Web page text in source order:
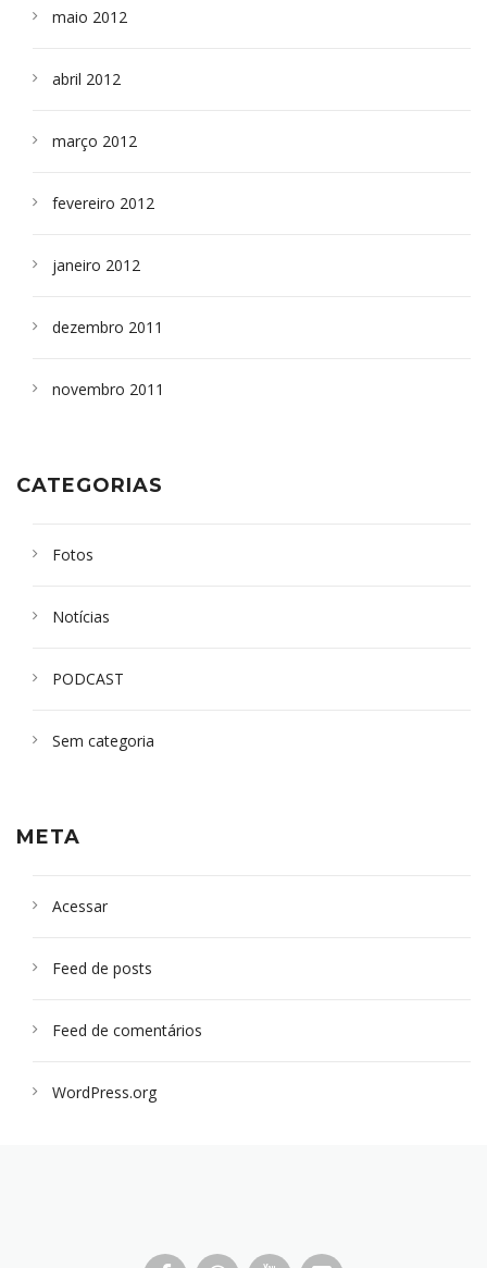
maio 2012
abril 2012
março 2012
fevereiro 2012
janeiro 2012
dezembro 2011
novembro 2011
CATEGORIAS
Fotos
Notícias
PODCAST
Sem categoria
META
Acessar
Feed de posts
Feed de comentários
WordPress.org